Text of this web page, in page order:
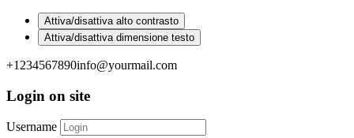
Attiva/disattiva alto contrasto
Attiva/disattiva dimensione testo
+1234567890info@yourmail.com
Login on site
Username